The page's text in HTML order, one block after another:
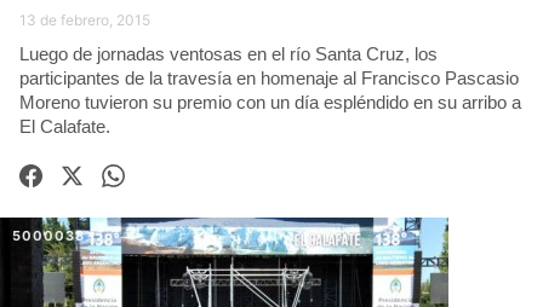
13 de febrero, 2015
Luego de jornadas ventosas en el río Santa Cruz, los
participantes de la travesía en homenaje al Francisco Pascasio
Moreno tuvieron su premio con un día espléndido en su arribo a
El Calafate.
5000038